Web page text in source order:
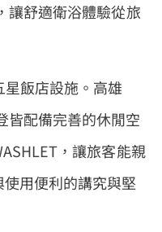
讓舒適衛浴體驗從旅
飯店設施。高雄
皆配備完善的休閒空
，讓旅客能親
使用便利的講究與堅